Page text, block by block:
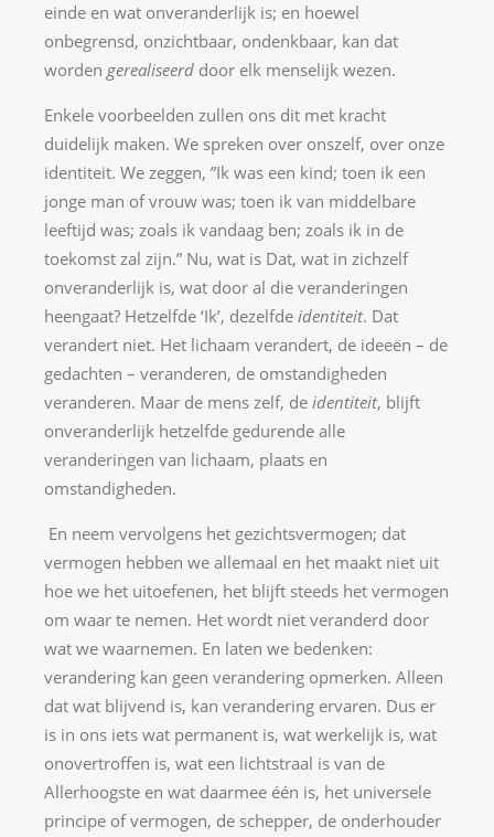
einde en wat onveranderlijk is; en hoewel
onbegrensd, onzichtbaar, ondenkbaar, kan dat
worden gerealiseerd door elk menselijk wezen.
Enkele voorbeelden zullen ons dit met kracht
duidelijk maken. We spreken over onszelf, over onze
identiteit. We zeggen, ”Ik was een kind; toen ik een
jonge man of vrouw was; toen ik van middelbare
leeftijd was; zoals ik vandaag ben; zoals ik in de
toekomst zal zijn.” Nu, wat is Dat, wat in zichzelf
onveranderlijk is, wat door al die veranderingen
heengaat? Hetzelfde ‘Ik’, dezelfde identiteit. Dat
verandert niet. Het lichaam verandert, de ideeën – de
gedachten – veranderen, de omstandigheden
veranderen. Maar de mens zelf, de identiteit, blijft
onveranderlijk hetzelfde gedurende alle
veranderingen van lichaam, plaats en
omstandigheden.
En neem vervolgens het gezichtsvermogen; dat
vermogen hebben we allemaal en het maakt niet uit
hoe we het uitoefenen, het blijft steeds het vermogen
om waar te nemen. Het wordt niet veranderd door
wat we waarnemen. En laten we bedenken:
verandering kan geen verandering opmerken. Alleen
dat wat blijvend is, kan verandering ervaren. Dus er
is in ons iets wat permanent is, wat werkelijk is, wat
onovertroffen is, wat een lichtstraal is van de
Allerhoogste en wat daarmee één is, het universele
principe of vermogen, de schepper, de onderhouder